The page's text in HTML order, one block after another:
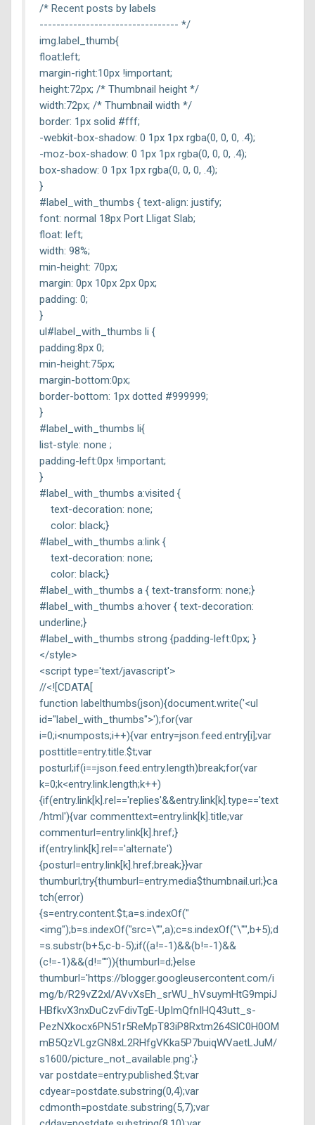
/* Recent posts by labels
--------------------------------- */
img.label_thumb{
float:left;
margin-right:10px !important;
height:72px; /* Thumbnail height */
width:72px; /* Thumbnail width */
border: 1px solid #fff;
-webkit-box-shadow: 0 1px 1px rgba(0, 0, 0, .4);
-moz-box-shadow: 0 1px 1px rgba(0, 0, 0, .4);
box-shadow: 0 1px 1px rgba(0, 0, 0, .4);
}
#label_with_thumbs { text-align: justify;
font: normal 18px Port Lligat Slab;
float: left;
width: 98%;
min-height: 70px;
margin: 0px 10px 2px 0px;
padding: 0;
}
ul#label_with_thumbs li {
padding:8px 0;
min-height:75px;
margin-bottom:0px;
border-bottom: 1px dotted #999999;
}
#label_with_thumbs li{
list-style: none ;
padding-left:0px !important;
}
#label_with_thumbs a:visited {
text-decoration: none;
color: black;}
#label_with_thumbs a:link {
text-decoration: none;
color: black;}
#label_with_thumbs a { text-transform: none;}
#label_with_thumbs a:hover { text-decoration:
underline;}
#label_with_thumbs strong {padding-left:0px; }
</style>
<script type='text/javascript'>
//<![CDATA[
function labelthumbs(json){document.write('<ul
id="label_with_thumbs">');for(var
i=0;i<numposts;i++){var entry=json.feed.entry[i];var
posttitle=entry.title.$t;var
posturl;if(i==json.feed.entry.length)break;for(var
k=0;k<entry.link.length;k++)
{if(entry.link[k].rel=='replies'&&entry.link[k].type=='text
/html'){var commenttext=entry.link[k].title;var
commenturl=entry.link[k].href;}
if(entry.link[k].rel=='alternate')
{posturl=entry.link[k].href;break;}}var
thumburl;try{thumburl=entry.media$thumbnail.url;}ca
tch(error)
{s=entry.content.$t;a=s.indexOf("
<img");b=s.indexOf("src=\"",a);c=s.indexOf("\"",b+5);d
=s.substr(b+5,c-b-5);if((a!=-1)&&(b!=-1)&&
(c!=-1)&&(d!="")){thumburl=d;}else
thumburl='https://blogger.googleusercontent.com/i
mg/b/R29vZ2xl/AVvXsEh_srWU_hVsuymHtG9mpiJ
HBfkvX3nxDuCzvFdivTgE-UpImQfnIHQ43utt_s-
PezNXkocx6PN51r5ReMpT83iP8Rxtm264SlC0H0OM
mB5QzVLgzGN8xL2RHfgVKka5P7buiqWVaetLJuM/
s1600/picture_not_available.png';}
var postdate=entry.published.$t;var
cdyear=postdate.substring(0,4);var
cdmonth=postdate.substring(5,7);var